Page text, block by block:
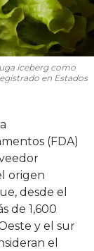
iceberg como
en Estados
(FDA)
origen
desde el
de 1,600
y el sur
el